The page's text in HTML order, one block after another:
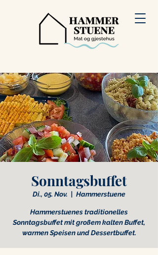
Sonntagsbuffet
Di., 05. Nov.
  |
Hammerstuene
Hammerstuenes traditionelles
Sonntagsbuffet mit großem kalten Buffet,
warmen Speisen und Dessertbuffet.